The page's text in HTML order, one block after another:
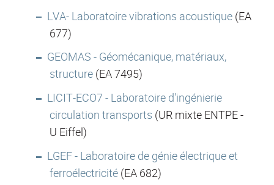
LVA- Laboratoire vibrations acoustique(EA
677)
GEOMAS - Géomécanique, matériaux,
structure (EA 7495)
LICIT-ECO7 - Laboratoire d'ingénierie
circulation transports (UR mixte ENTPE -
U Eiffel)
LGEF - Laboratoire de génie électrique et
ferroélectricité (EA 682)